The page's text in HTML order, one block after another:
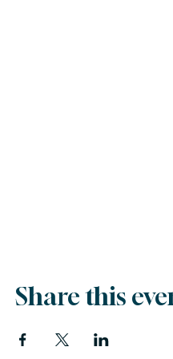
Share this